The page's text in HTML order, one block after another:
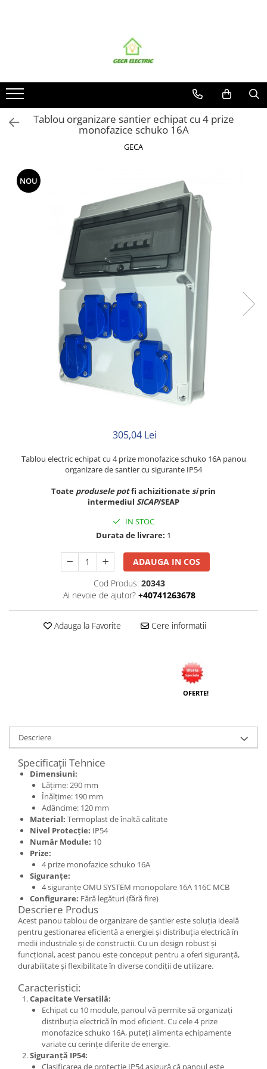
CABLURI
Energie
Flexibile
Siliconice
Cablaje auto
Cablu solar
PRIZE SI INTRERUPATOARE
Accesorii prize / intrerupatoare
Aparataj Modular
Canal cablu PVC
PRELUNGITOARE
Role prelungitor
Conector
Prize
Stechere ( fise )
AUTOMATIZARI, PROTECTII SI COMANDA
Contactori
Elemente de comanda si semnalizare
Relee
Separatoare de sarcina
Stabilizatoare
Transformatoare
SIGURANTE AUTOMATE
MPR
Sigurante automate
CORPURI SI SURSE DE ILUMINAT
Corpuri iluminat interior
Proiectoare
Surse de iluminat
TABLOURI SI ACCESORII
Tablou organizare santier
Tablou organizare santier echipat cu 4 prize
monofazice schuko 16A
GECA
NOU
305,04 Lei
Tablou electric echipat cu 4 prize monofazice schuko 16A panou
organizare de santier cu sigurante IP54
Toate produsele potfi achizitionatesiprin
intermediul SICAP/SEAP
IN STOC
Durata de livrare: 1
ADAUGA IN COS
Cod Produs: 20343
Ai nevoie de ajutor? +40741263678
Adauga la Favorite Cere informatii
OFERTE!
Descriere
Specificații Tehnice
Dimensiuni:
Lățime: 290 mm
Înălțime: 190 mm
Adâncime: 120 mm
Material: Termoplast de înaltă calitate
Nivel Protecție: IP54
Număr Module: 10
Prize:
4 prize monofazice schuko 16A
Siguranțe:
4 siguranțe OMU SYSTEM monopolare 16A 116C MCB
Configurare: Fără legături (fără fire)
Descriere Produs
Acest panou tablou de organizare de șantier este soluția ideală
pentru gestionarea eficientă a energiei și distribuția electrică în
medii industriale și de construcții. Cu un design robust și
funcțional, acest panou este conceput pentru a oferi siguranță,
durabilitate și flexibilitate în diverse condiții de utilizare.
Caracteristici:
Capacitate Versatilă:
Echipat cu 10 module, panoul vă permite să organizați
distribuția electrică în mod eficient. Cu cele 4 prize
monofazice schuko 16A, puteți alimenta echipamente
variate cu cerințe diferite de energie.
Siguranță IP54:
Clasificarea de protecție IP54 asigură că panoul este